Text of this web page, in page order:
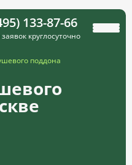
133-87-66
круглосуточно
поддона